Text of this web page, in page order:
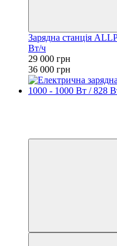
Зарядна станція
Вт/ч
29 000 грн
36 000 грн